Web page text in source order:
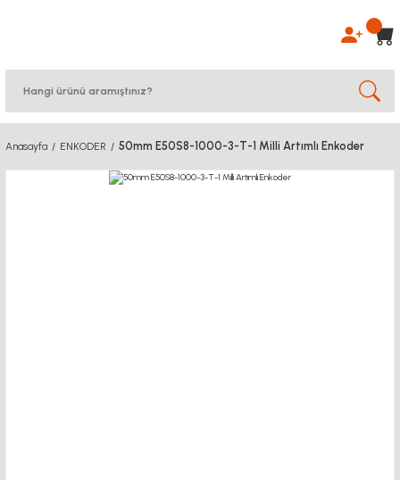
Anasayfa ENKODER 50mm E50S8-1000-3-T-1 Milli Artımlı Enkoder